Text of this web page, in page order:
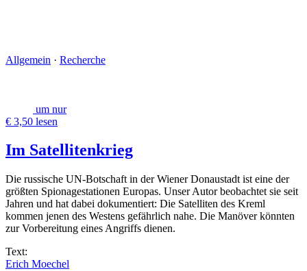
Allgemein · Recherche
um nur
€ 3,50 lesen
Im Satellitenkrieg
Die russische UN-Botschaft in der Wiener Donaustadt ist eine der
größten Spionage­stationen Europas. Unser Autor beobachtet sie seit
Jahren und hat dabei dokumentiert: Die Satelliten des Kreml
kommen jenen des Westens gefährlich nahe. Die Manöver könnten
zur Vorbereitung eines Angriffs dienen.
Text:
Erich Moechel